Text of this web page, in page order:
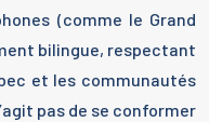
(comme le Grand
bilingue, respectant
et les communautés
pas de se conformer